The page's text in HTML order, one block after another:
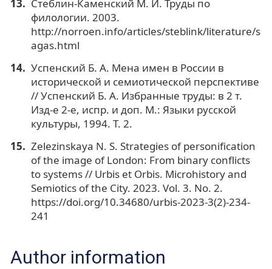
Стеблин-Каменский М. И. Труды по
филологии. 2003.
http://norroen.info/articles/steblink/literature/s
agas.html
Успенский Б. А. Мена имен в России в
исторической и семиотической перспективе
// Успенский Б. А. Избранные труды: в 2 т.
Изд-е 2-е, испр. и доп. М.: Языки русской
культуры, 1994. Т. 2.
Zelezinskaya N. S. Strategies of personification
of the image of London: From binary conflicts
to systems // Urbis et Orbis. Microhistory and
Semiotics of the City. 2023. Vol. 3. No. 2.
https://doi.org/10.34680/urbis-2023-3(2)-234-
241
Author information